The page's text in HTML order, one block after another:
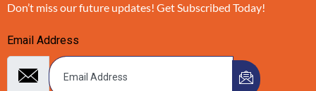
Don’t miss our future updates! Get Subscribed Today!
Email Address